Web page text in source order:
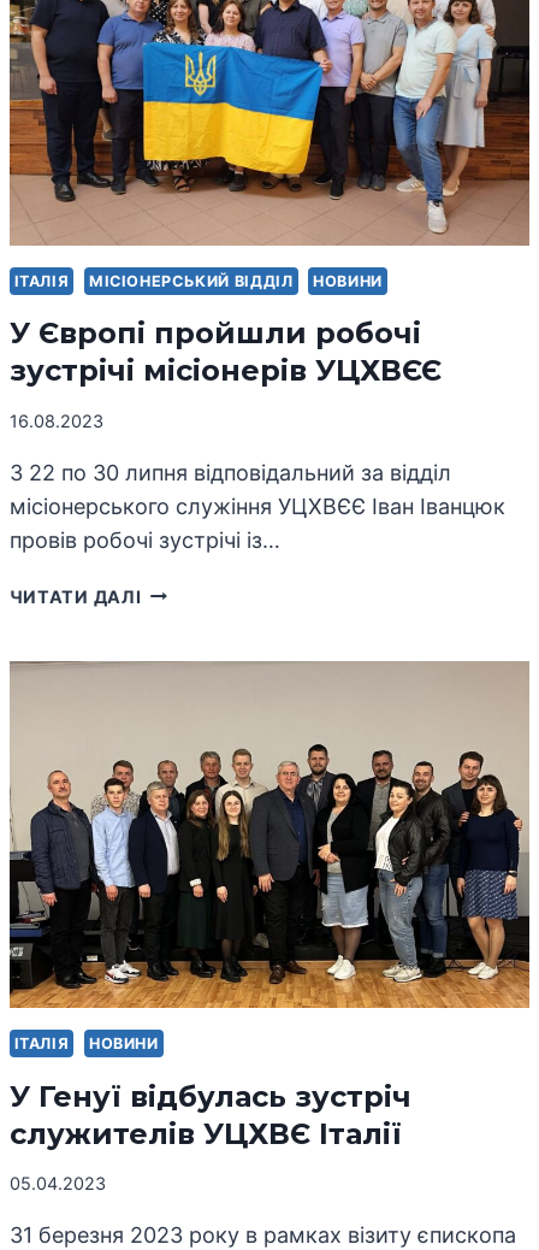
ІТАЛІЯ МІСІОНЕРСЬКИЙ ВІДДІЛ НОВИНИ
У Європі пройшли робочі
зустрічі місіонерів УЦХВЄЄ
16.08.2023
З 22 по 30 липня відповідальний за відділ
місіонерського служіння УЦХВЄЄ Іван Іванцюк
провів робочі зустрічі із…
ЧИТАТИ ДАЛІ У
УЦХВЄЄ
ІТАЛІЯ НОВИНИ
У Генуї відбулась зустріч
служителів УЦХВЄ Італії
05.04.2023
31 березня 2023 року в рамках візиту єпископа